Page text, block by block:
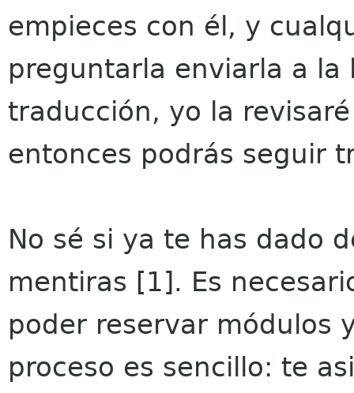
empieces con él, y
preguntarla enviarla a la
traducción, yo la
entonces podrás seguir
No sé si ya te has dado
mentiras [1]. Es
poder reservar módulos
proceso es sencillo: te